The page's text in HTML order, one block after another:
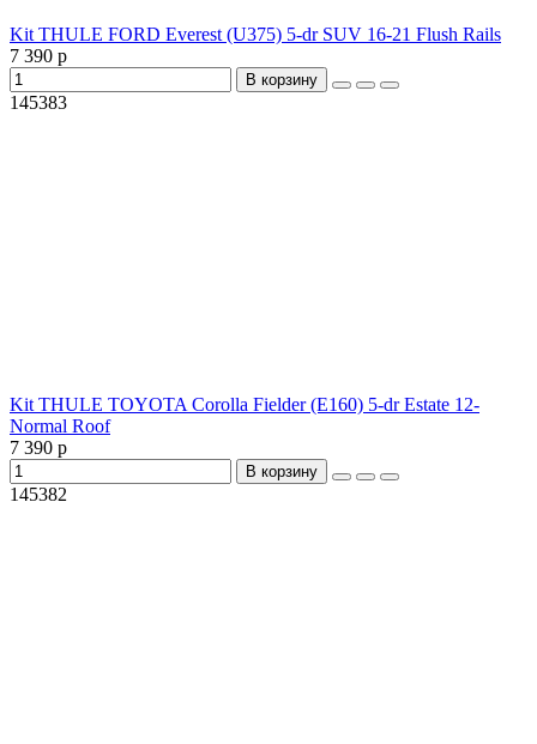
Kit THULE FORD Everest (U375) 5-dr SUV 16-21 Flush Rails
7 390 р
В корзину
145383
Kit THULE TOYOTA Corolla Fielder (E160) 5-dr Estate 12-
Normal Roof
7 390 р
В корзину
145382